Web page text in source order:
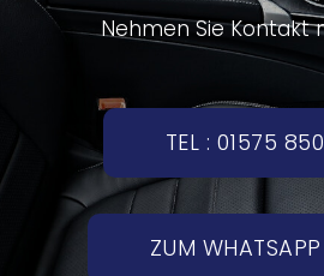
Nehmen Sie Kontakt
TEL : 01575
ZUM